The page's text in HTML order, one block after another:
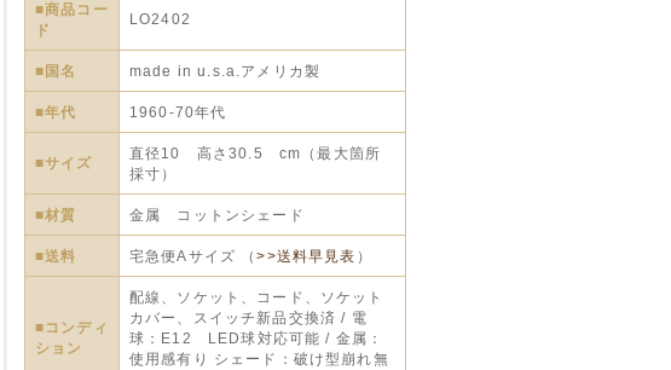
■商品コー
ド
LO2402
■国名 made in u.s.a.アメリカ製
■年代 1960-70年代
■サイズ
直径10 高さ30.5 cm（最大箇所
採寸）
■材質 金属 コットンシェード
■送料 宅急便Aサイズ （>>送料早見表 ）
■コンディ
ション
配線、ソケット、コード、ソケット
カバー、スイッチ新品交換済 / 電
球：E12 LED球対応可能 / 金属：
使用感有り シェード：破け型崩れ無